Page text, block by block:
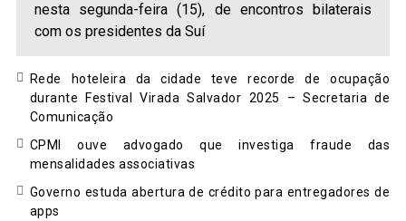
nesta segunda-feira (15), de encontros bilaterais
com os presidentes da Suí
Rede hoteleira da cidade teve recorde de ocupação
durante Festival Virada Salvador 2025 – Secretaria de
Comunicação
CPMI ouve advogado que investiga fraude das
mensalidades associativas
Governo estuda abertura de crédito para entregadores de
apps